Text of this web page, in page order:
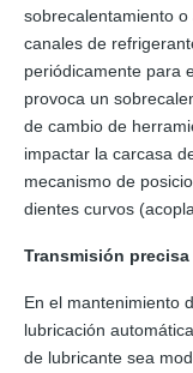
sobrecalentamiento
canales de
periódicamente para
provoca un
de cambio de
impactar la carcasa
mecanismo de
dientes curvos
Transmisión
En el mantenimiento
lubricación
de lubricante sea